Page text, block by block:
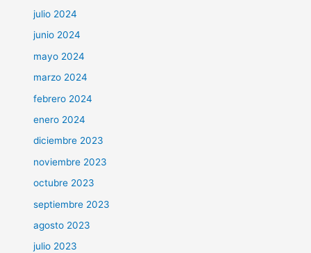
julio 2024
junio 2024
mayo 2024
marzo 2024
febrero 2024
enero 2024
diciembre 2023
noviembre 2023
octubre 2023
septiembre 2023
agosto 2023
julio 2023